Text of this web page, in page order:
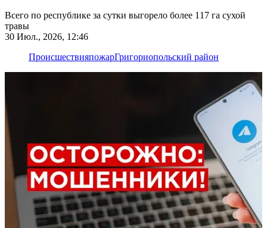
Всего по республике за сутки выгорело более 117 га сухой
травы
30 Июл., 2026, 12:46
ПроисшествияпожарГригориопольский район